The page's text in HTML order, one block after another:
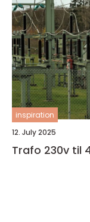
inspiration
12. July 2025
Trafo 230v til